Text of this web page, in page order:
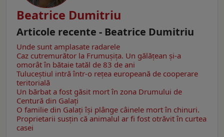
Beatrice Dumitriu
Articole recente - Beatrice Dumitriu
Unde sunt amplasate radarele
Caz cutremurător la Frumușița. Un gălățean și-a
omorât în bătaie tatăl de 83 de ani
Tuluceștiul intră într-o rețea europeană de cooperare
teritorială
Un bărbat a fost găsit mort în zona Drumului de
Centură din Galați
O familie din Galați își plânge câinele mort în chinuri.
Proprietarii susțin că animalul ar fi fost otrăvit în curtea
casei